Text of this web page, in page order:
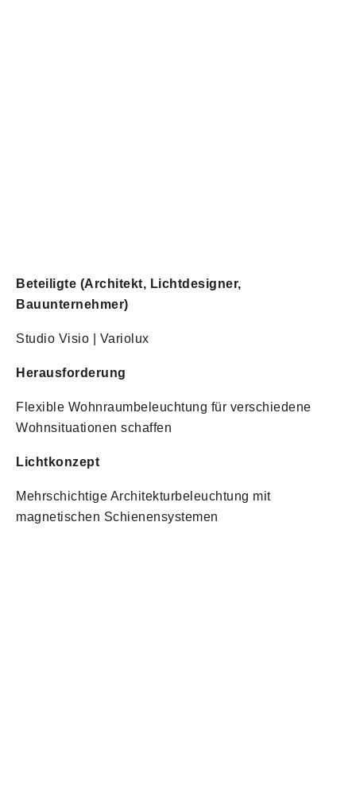
Beteiligte (Architekt, Lichtdesigner,
Bauunternehmer)
Studio Visio | Variolux
Herausforderung
Flexible Wohnraumbeleuchtung für verschiedene
Wohnsituationen schaffen
Lichtkonzept
Mehrschichtige Architekturbeleuchtung mit
magnetischen Schienensystemen